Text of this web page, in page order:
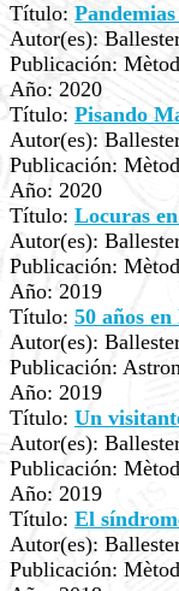
Título:
Autor(es):
Publicación:
Año: 2020
Título: Pisando
Autor(es):
Publicación:
Año: 2020
Título: Locuras
Autor(es):
Publicación:
Año: 2019
Título: 50 años
Autor(es):
Publicación:
Año: 2019
Título: Un
Autor(es):
Publicación:
Año: 2019
Título: El
Autor(es):
Publicación: